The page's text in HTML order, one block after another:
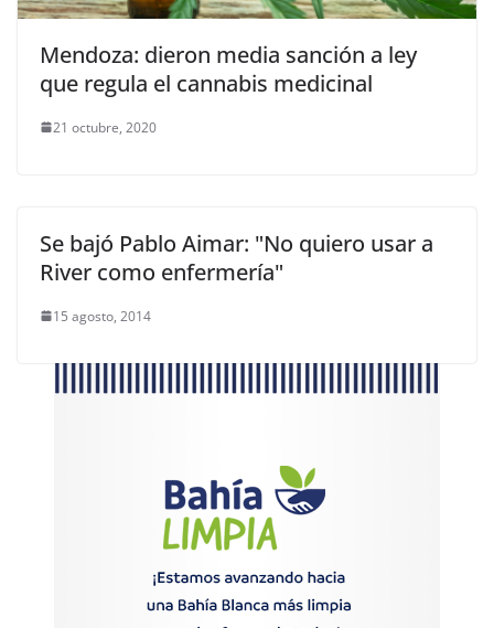
Mendoza: dieron media sanción a ley
que regula el cannabis medicinal
21 octubre, 2020
Se bajó Pablo Aimar: "No quiero usar a
River como enfermería"
15 agosto, 2014